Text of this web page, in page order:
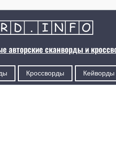
авторские сканворды и
Кроссворды Кейворды